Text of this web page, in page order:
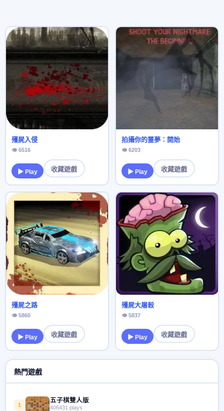
殭屍入侵
👁 6516
▶ Play 收藏遊戲
拍攝你的噩夢：開始
👁 6203
▶ Play 收藏遊戲
殭屍之路
👁 5860
▶ Play 收藏遊戲
殭屍大屠殺
👁 5837
▶ Play 收藏遊戲
熱門遊戲
1
五子棋雙人版
406431 plays